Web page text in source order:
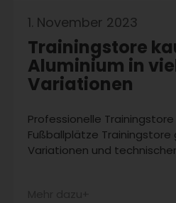
1. November 2023
Trainingstore
Aluminium in
Variationen
Professionelle
Fußballplätze Trainingstore
Variationen und